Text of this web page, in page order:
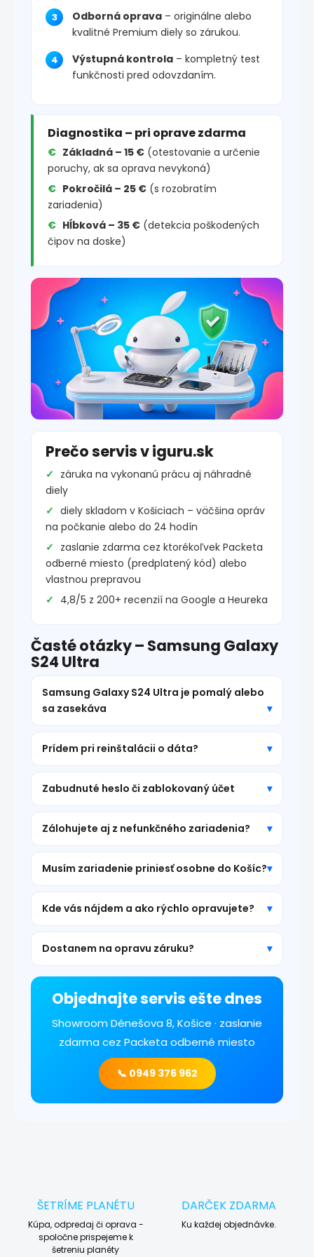
Odborná oprava – originálne alebo
kvalitné Premium diely so zárukou.
Výstupná kontrola – kompletný test
funkčnosti pred odovzdaním.
Diagnostika – pri oprave zdarma
Základná – 15 € (otestovanie a určenie
poruchy, ak sa oprava nevykoná)
Pokročilá – 25 € (s rozobratím
zariadenia)
Hĺbková – 35 € (detekcia poškodených
čipov na doske)
Prečo servis v iguru.sk
záruka na vykonanú prácu aj náhradné
diely
diely skladom v Košiciach – väčšina opráv
na počkanie alebo do 24 hodín
zaslanie zdarma cez ktorékoľvek Packeta
odberné miesto (predplatený kód) alebo
vlastnou prepravou
4,8/5 z 200+ recenzií na Google a Heureka
Časté otázky – Samsung Galaxy
S24 Ultra
Samsung Galaxy S24 Ultra je pomalý alebo
sa zasekáva
Prídem pri reinštalácii o dáta?
Zabudnuté heslo či zablokovaný účet
Zálohujete aj z nefunkčného zariadenia?
Musím zariadenie priniesť osobne do Košíc?
Kde vás nájdem a ako rýchlo opravujete?
Dostanem na opravu záruku?
Objednajte servis ešte dnes
Showroom Dénešova 8, Košice · zaslanie
zdarma cez Packeta odberné miesto
📞 0949 376 962
ŠETRÍME PLANÉTU
Kúpa, odpredaj či oprava -
spoločne prispejeme k
šetreniu planéty
DARČEK ZDARMA
Ku každej objednávke.